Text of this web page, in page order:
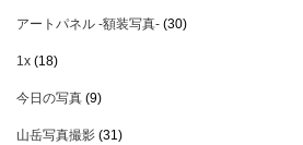
アートパネル -額装写真- (30)
1x (18)
今日の写真 (9)
山岳写真撮影 (31)